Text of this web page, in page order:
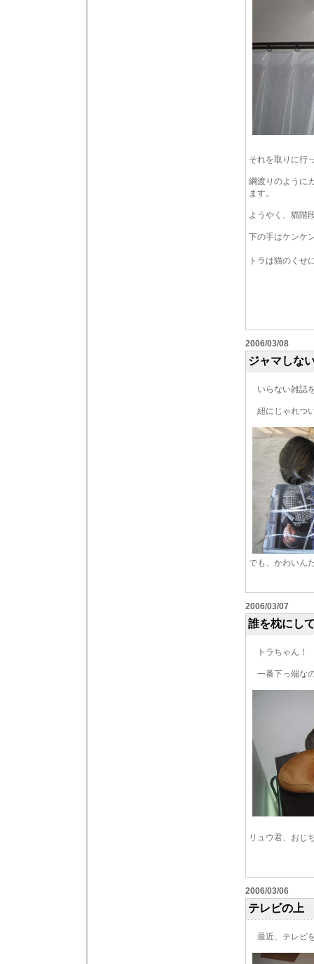
それを取りに行
綱渡りのように
ます。
ようやく、猫階
下の手はケンケ
トラは猫のくせ
2006/03/08
ジャマしな
いらない雑誌
紐にじゃれつ
でも、かわいん
2006/03/07
誰を枕にし
トラちゃん！
一番下っ端な
リュウ君、おじ
2006/03/06
テレビの上
最近、テレビ